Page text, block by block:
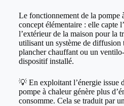
Le fonctionnement de la pompe
concept élémentaire : elle capte
l’extérieur de la maison pour la
utilisant un système de diffusion
plancher chauffant ou un
dispositif installé.
💡 En exploitant l’énergie issue
pompe à chaleur génère plus
consomme. Cela se traduit par